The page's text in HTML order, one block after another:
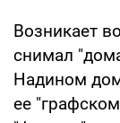
Возникает
снимал
Надином
ее